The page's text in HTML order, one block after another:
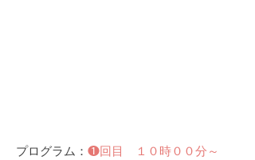
プログラム： ❶回目 １０時００分～